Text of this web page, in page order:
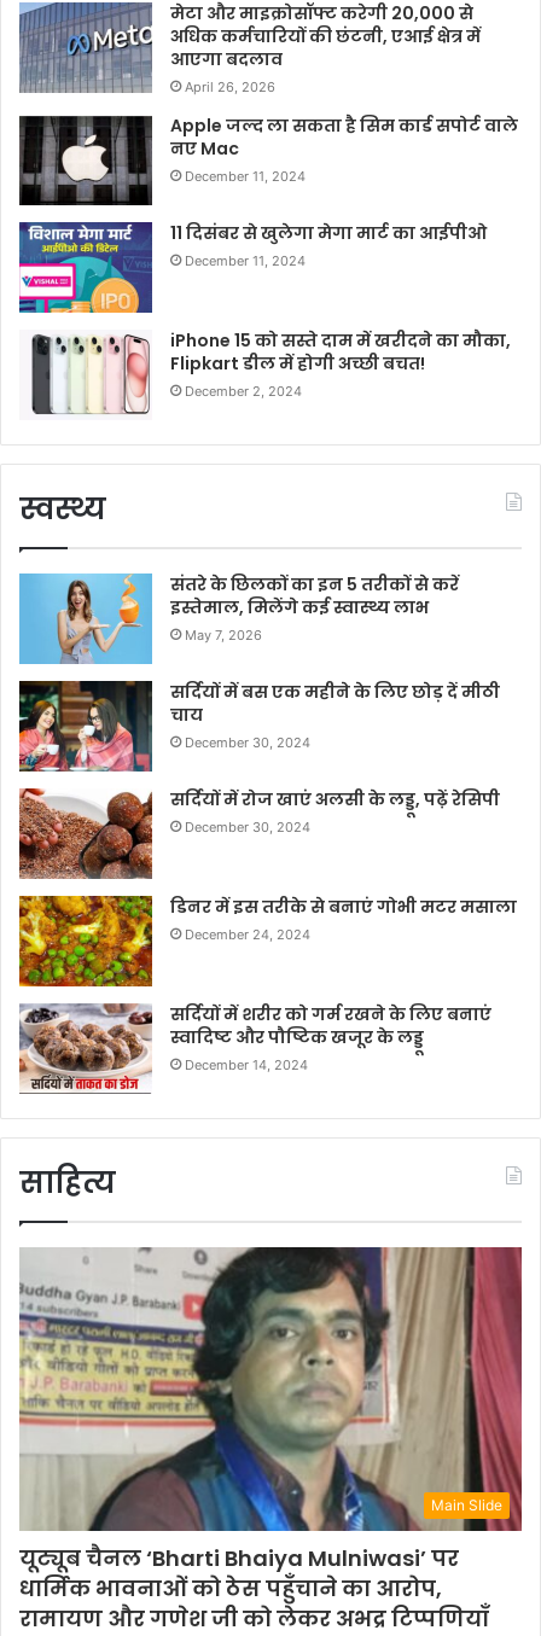
मेटा और माइक्रोसॉफ्ट करेगी 20,000 से
अधिक कर्मचारियों की छंटनी, एआई क्षेत्र में
आएगा बदलाव
April 26, 2026
Apple जल्द ला सकता है सिम कार्ड सपोर्ट वाले
नए Mac
December 11, 2024
11 दिसंबर से खुलेगा मेगा मार्ट का आईपीओ
December 11, 2024
iPhone 15 को सस्ते दाम में खरीदने का मौका,
Flipkart डील में होगी अच्छी बचत!
December 2, 2024
स्वस्थ्य
संतरे के छिलकों का इन 5 तरीकों से करें
इस्तेमाल, मिलेंगे कई स्वास्थ्य लाभ
May 7, 2026
सर्दियों में बस एक महीने के लिए छोड़ दें मीठी
चाय
December 30, 2024
सर्दियों में रोज खाएं अलसी के लड्डू, पढ़ें रेसिपी
December 30, 2024
डिनर में इस तरीके से बनाएं गोभी मटर मसाला
December 24, 2024
सर्दियों में शरीर को गर्म रखने के लिए बनाएं
स्वादिष्ट और पौष्टिक खजूर के लड्डू
December 14, 2024
साहित्य
Main Slide
यूट्यूब चैनल ‘Bharti Bhaiya Mulniwasi’ पर
धार्मिक भावनाओं को ठेस पहुँचाने का आरोप,
रामायण और गणेश जी को लेकर अभद्र टिप्पणियाँ